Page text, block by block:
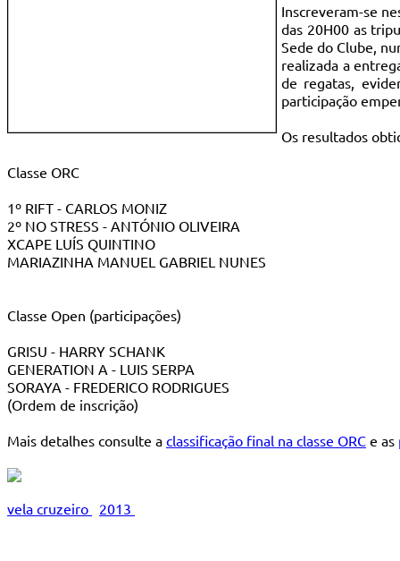
Inscreveram-se
das 20H00 as
Sede do Clube,
realizada a
de regatas,
participação
Os resultados
Classe ORC
1º RIFT - CARLOS MONIZ
2º NO STRESS - ANTÓNIO OLIVEIRA
XCAPE LUÍS QUINTINO
MARIAZINHA MANUEL GABRIEL NUNES
Classe Open (participações)
GRISU - HARRY SCHANK
GENERATION A - LUIS SERPA
SORAYA - FREDERICO RODRIGUES
(Ordem de inscrição)
Mais detalhes consulte a classificação final na classe ORC e as
vela cruzeiro 2013